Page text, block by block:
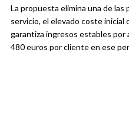
La propuesta elimina una de las
servicio, el elevado coste inicial
garantiza ingresos estables por
480 euros por cliente en ese